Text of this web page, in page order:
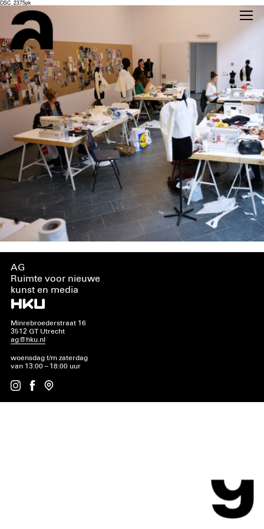
DSC_2375pk
AG
Ruimte voor nieuwe
kunst en media
Minrebroederstraat 16
3512 GT Utrecht
ag@hku.nl
woensdag t/m zaterdag
van 13:00 – 18:00 uur